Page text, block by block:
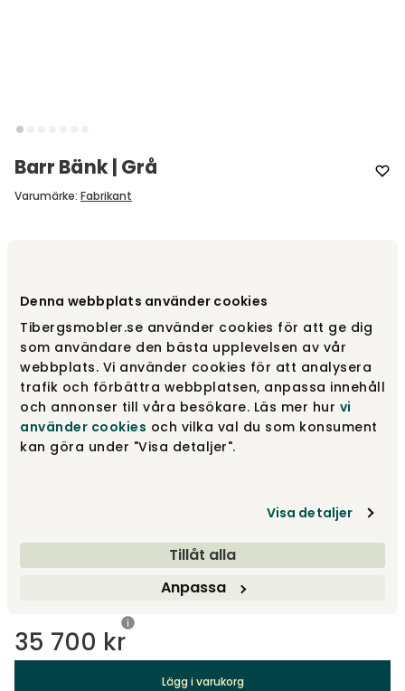
Denna webbplats använder cookies
Tibergsmobler.se använder cookies för att ge dig
som användare den bästa upplevelsen av vår
webbplats. Vi använder cookies för att analysera
trafik och förbättra webbplatsen, anpassa innehåll
och annonser till våra besökare. Läs mer hur vi
använder cookies och vilka val du som konsument
kan göra under "Visa detaljer".
Visa detaljer
Tillåt alla
Anpassa
Barr Bänk | Grå
Varumärke: Fabrikant
Grå
Svart 35 700 kr
Tillbehör
Rekommenderade tillval
35 700 kr
Lägg i varukorg